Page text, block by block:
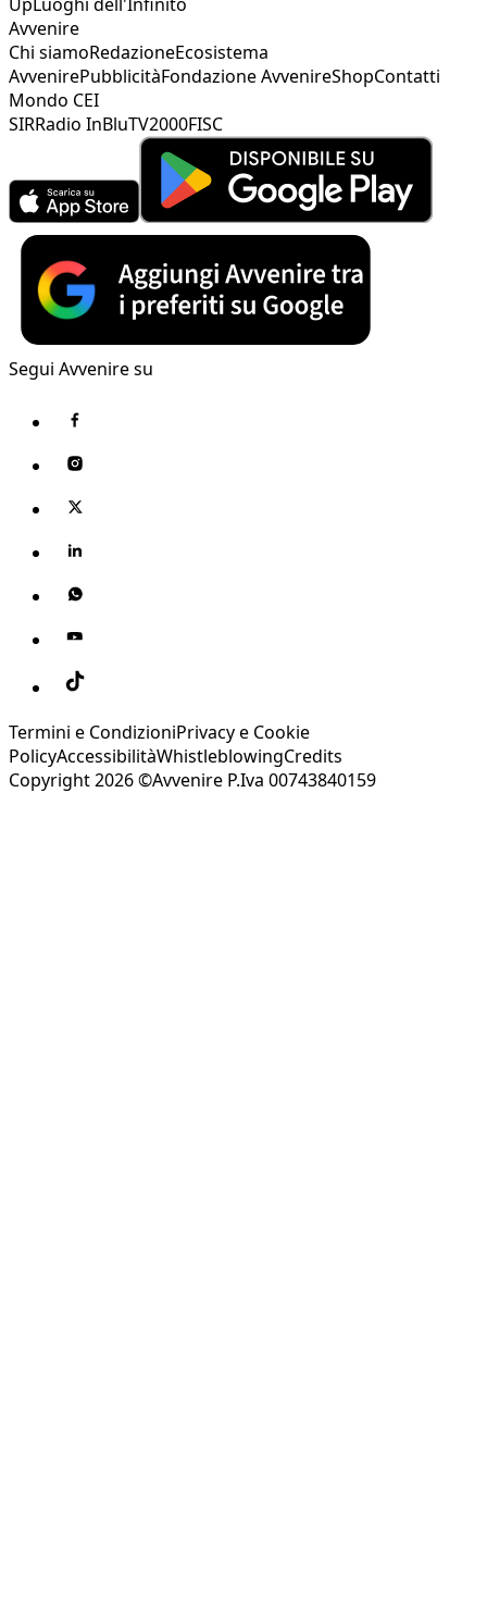
Avvenire
Chi siamoRedazioneEcosistema
AvvenirePubblicitàFondazione AvvenireShopContatti
Mondo CEI
SIRRadio InBluTV2000FISC
Segui Avvenire su
Termini e CondizioniPrivacy e Cookie
PolicyAccessibilitàWhistleblowingCredits
Copyright 2026 ©Avvenire P.Iva 00743840159